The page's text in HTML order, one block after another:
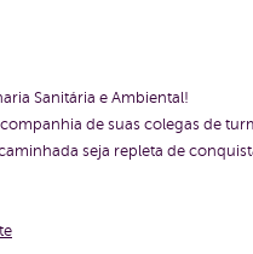
Sanitária e Ambiental!
de suas colegas de
seja repleta de